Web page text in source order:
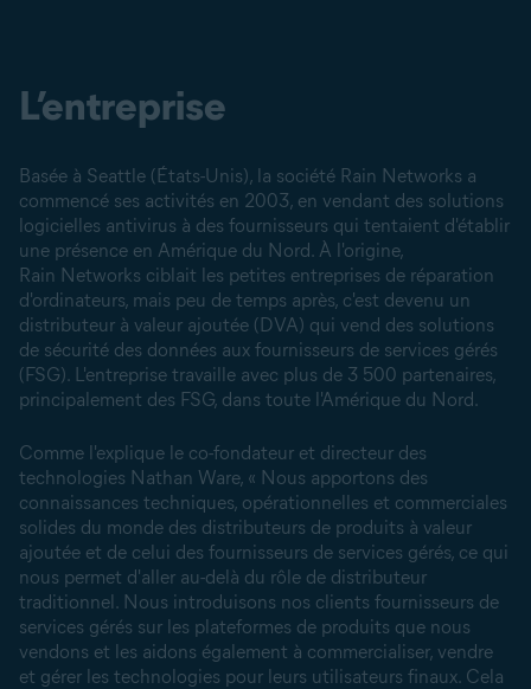
L’entreprise
Basée à Seattle (États-Unis), la société Rain Networks a
commencé ses activités en 2003, en vendant des solutions
logicielles antivirus à des fournisseurs qui tentaient d'établir
une présence en Amérique du Nord. À l'origine,
Rain Networks ciblait les petites entreprises de réparation
d'ordinateurs, mais peu de temps après, c'est devenu un
distributeur à valeur ajoutée (DVA) qui vend des solutions
de sécurité des données aux fournisseurs de services gérés
(FSG). L'entreprise travaille avec plus de 3 500 partenaires,
principalement des FSG, dans toute l'Amérique du Nord.
Comme l'explique le co-fondateur et directeur des
technologies Nathan Ware, « Nous apportons des
connaissances techniques, opérationnelles et commerciales
solides du monde des distributeurs de produits à valeur
ajoutée et de celui des fournisseurs de services gérés, ce qui
nous permet d'aller au-delà du rôle de distributeur
traditionnel. Nous introduisons nos clients fournisseurs de
services gérés sur les plateformes de produits que nous
vendons et les aidons également à commercialiser, vendre
et gérer les technologies pour leurs utilisateurs finaux. Cela